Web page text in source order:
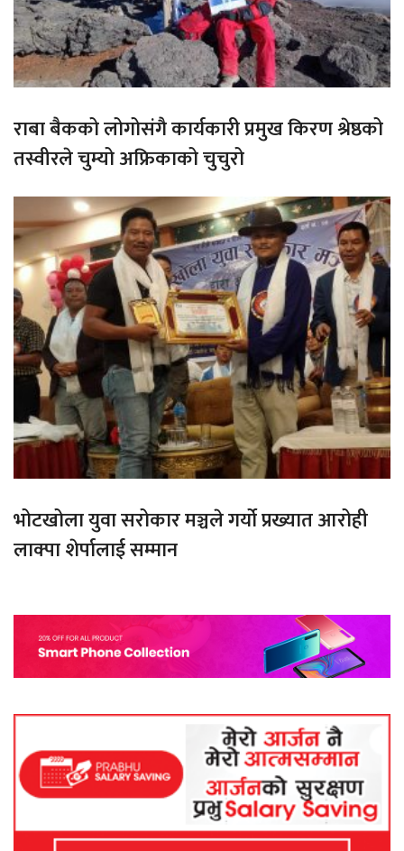
राबा बैकको लोगोसंगै कार्यकारी प्रमुख किरण श्रेष्ठको
तस्वीरले चुम्यो अफ्रिकाको चुचुरो
भोटखोला युवा सरोकार मञ्चले गर्यो प्रख्यात आरोही
लाक्पा शेर्पालाई सम्मान